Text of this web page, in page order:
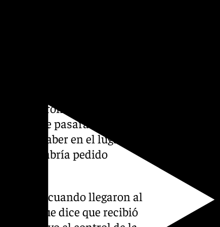
pide por la presunta
doce años de prisión y por
años que piden para cada
mataron en su cortijo, ha
y que pasara
haber en el lugar
le habría pedido
que dijo cuando llegaron al
que dice que recibió